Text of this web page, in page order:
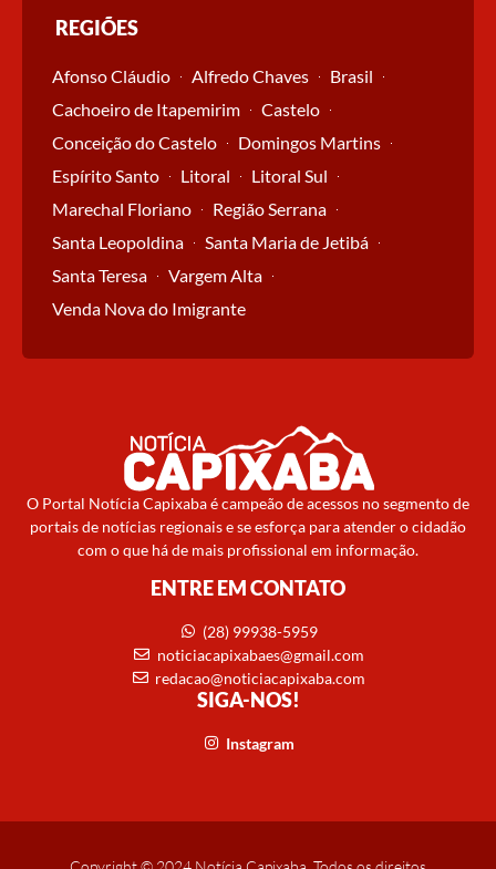
REGIÕES
Afonso Cláudio Alfredo Chaves
Brasil
Cachoeiro de Itapemirim
Castelo
Conceição do Castelo
Domingos Martins
Espírito Santo
Litoral
Litoral Sul
Marechal Floriano
Região Serrana
Santa Leopoldina
Santa Maria de Jetibá
Santa Teresa
Vargem Alta
Venda Nova do Imigrante
O Portal Notícia Capixaba é campeão de acessos no segmento de
portais de notícias regionais e se esforça para atender o cidadão
com o que há de mais profissional em informação.
ENTRE EM CONTATO
(28) 99938-5959
noticiacapixabaes@gmail.com
redacao@noticiacapixaba.com
SIGA-NOS!
Instagram